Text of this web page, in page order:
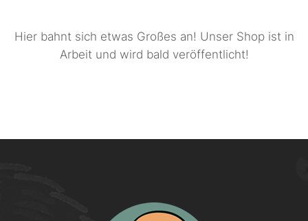
Hier bahnt sich etwas Großes an! Unser Shop ist in
Arbeit und wird bald veröffentlicht!